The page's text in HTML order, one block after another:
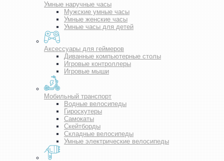
Умные наручные часы
Мужские умные часы
Умные женские часы
Умные часы для детей
Аксессуары для геймеров
Диванные компьютерные столы
Игровые контроллеры
Игровые мыши
Мобильный транспорт
Водные велосипеды
Гироскутеры
Самокаты
Скейтборды
Складные велосипеды
Умные электрические велосипеды